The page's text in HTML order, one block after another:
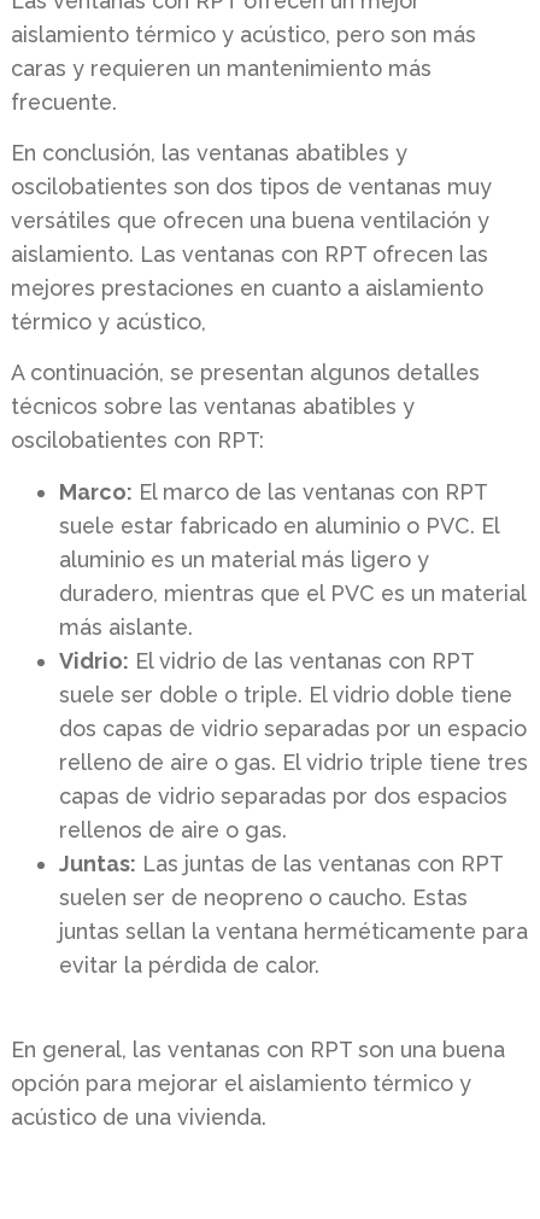
aislamiento térmico y acústico, pero son más
caras y requieren un mantenimiento más
frecuente.
En conclusión, las ventanas abatibles y
oscilobatientes son dos tipos de ventanas muy
versátiles que ofrecen una buena ventilación y
aislamiento. Las ventanas con RPT ofrecen las
mejores prestaciones en cuanto a aislamiento
térmico y acústico,
A continuación, se presentan algunos detalles
técnicos sobre las ventanas abatibles y
oscilobatientes con RPT:
Marco: El marco de las ventanas con RPT
suele estar fabricado en aluminio o PVC. El
aluminio es un material más ligero y
duradero, mientras que el PVC es un material
más aislante.
Vidrio: El vidrio de las ventanas con RPT
suele ser doble o triple. El vidrio doble tiene
dos capas de vidrio separadas por un espacio
relleno de aire o gas. El vidrio triple tiene tres
capas de vidrio separadas por dos espacios
rellenos de aire o gas.
Juntas: Las juntas de las ventanas con RPT
suelen ser de neopreno o caucho. Estas
juntas sellan la ventana herméticamente para
evitar la pérdida de calor.
En general, las ventanas con RPT son una buena
opción para mejorar el aislamiento térmico y
acústico de una vivienda.